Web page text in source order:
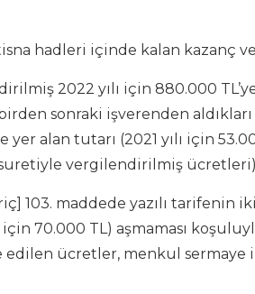
hadleri içinde kalan kazanç
2022 yılı için 880.000
sonraki işverenden
alan tutarı (2021 yılı için
suretiyle vergilendirilmiş
103. maddede yazılı tarifenin
70.000 TL) aşmaması
ücretler, menkul sermaye